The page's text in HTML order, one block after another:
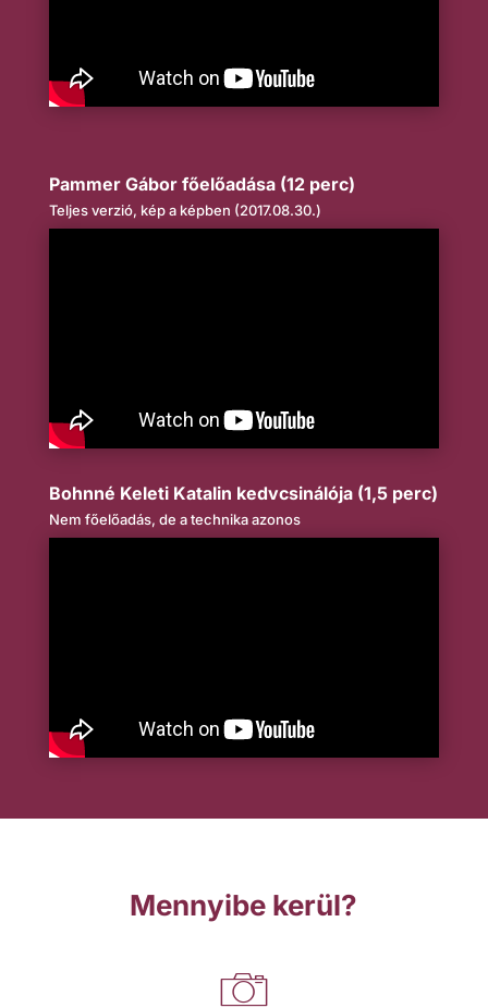
Pammer Gábor főelőadása (12 perc)
Teljes verzió, kép a képben (2017.08.30.)
Bohnné Keleti Katalin kedvcsinálója (1,5 perc)
Nem főelőadás, de a technika azonos
Mennyibe kerül?